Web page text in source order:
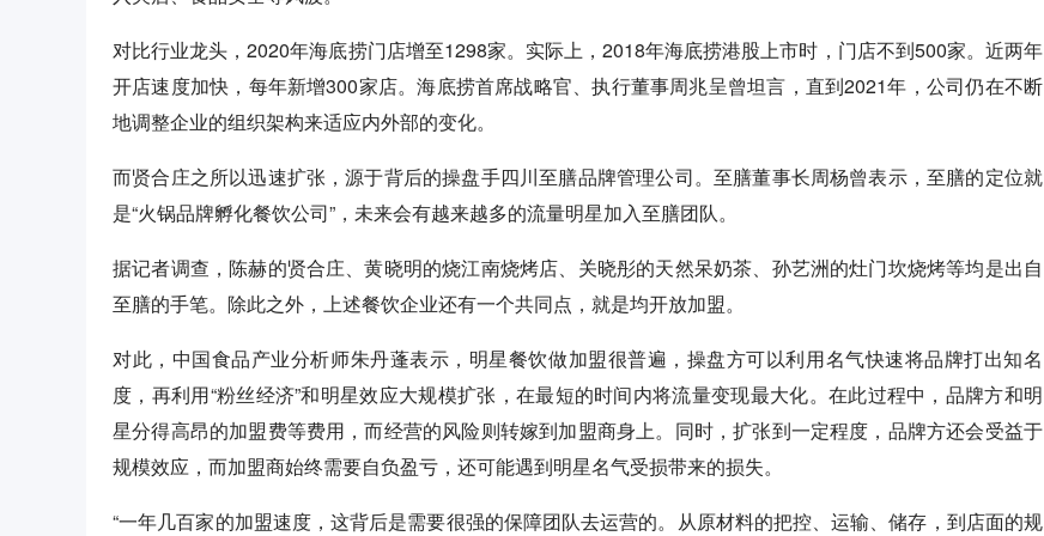
对比行业龙头，2020年海底捞门店增至1298家。实际上，2018年海底捞港股上市时，门店不到500家。近两年
开店速度加快，每年新增300家店。海底捞首席战略官、执行董事周兆呈曾坦言，直到2021年，公司仍在不断
地调整企业的组织架构来适应内外部的变化。
而贤合庄之所以迅速扩张，源于背后的操盘手四川至膳品牌管理公司。至膳董事长周杨曾表示，至膳的定位就
是“火锅品牌孵化餐饮公司”，未来会有越来越多的流量明星加入至膳团队。
据记者调查，陈赫的贤合庄、黄晓明的烧江南烧烤店、关晓彤的天然呆奶茶、孙艺洲的灶门坎烧烤等均是出自
至膳的手笔。除此之外，上述餐饮企业还有一个共同点，就是均开放加盟。
对此，中国食品产业分析师朱丹蓬表示，明星餐饮做加盟很普遍，操盘方可以利用名气快速将品牌打出知名
度，再利用“粉丝经济”和明星效应大规模扩张，在最短的时间内将流量变现最大化。在此过程中，品牌方和明
星分得高昂的加盟费等费用，而经营的风险则转嫁到加盟商身上。同时，扩张到一定程度，品牌方还会受益于
规模效应，而加盟商始终需要自负盈亏，还可能遇到明星名气受损带来的损失。
“一年几百家的加盟速度，这背后是需要很强的保障团队去运营的。从原材料的把控、运输、储存，到店面的规